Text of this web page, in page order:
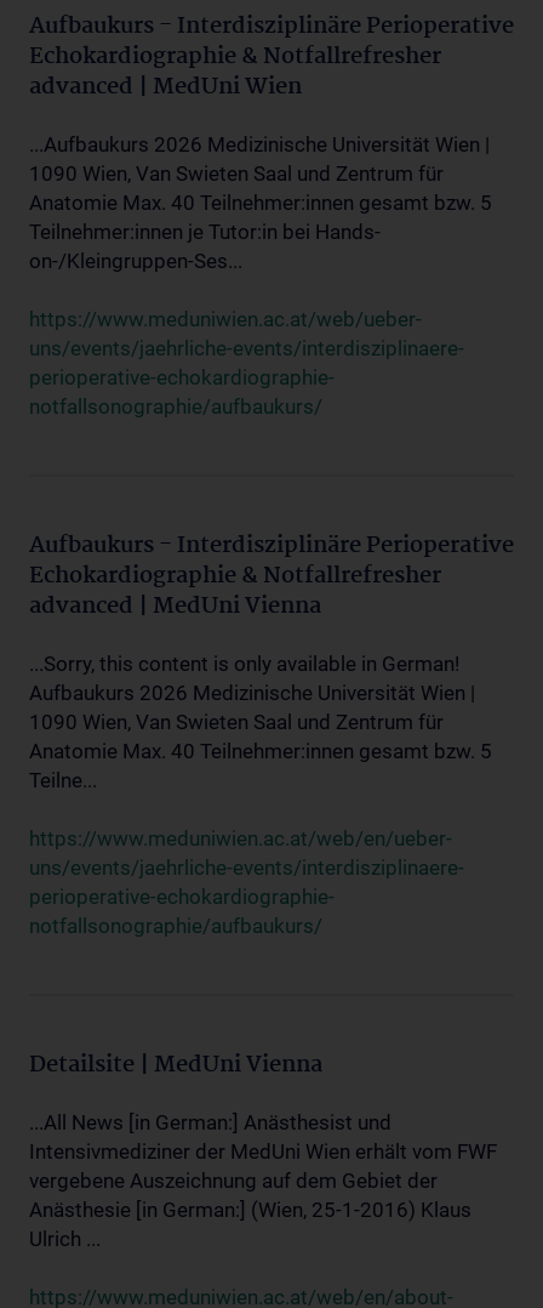
Aufbaukurs - Interdisziplinäre Perioperative
Echokardiographie & Notfallrefresher
advanced | MedUni Wien
...Aufbaukurs 2026 Medizinische Universität Wien |
1090 Wien, Van Swieten Saal und Zentrum für
Anatomie Max. 40 Teilnehmer:innen gesamt bzw. 5
Teilnehmer:innen je Tutor:in bei Hands-
on-/Kleingruppen-Ses...
https://www.meduniwien.ac.at/web/ueber-
uns/events/jaehrliche-events/interdisziplinaere-
perioperative-echokardiographie-
notfallsonographie/aufbaukurs/
Aufbaukurs - Interdisziplinäre Perioperative
Echokardiographie & Notfallrefresher
advanced | MedUni Vienna
...Sorry, this content is only available in German!
Aufbaukurs 2026 Medizinische Universität Wien |
1090 Wien, Van Swieten Saal und Zentrum für
Anatomie Max. 40 Teilnehmer:innen gesamt bzw. 5
Teilne...
https://www.meduniwien.ac.at/web/en/ueber-
uns/events/jaehrliche-events/interdisziplinaere-
perioperative-echokardiographie-
notfallsonographie/aufbaukurs/
Detailsite | MedUni Vienna
...All News [in German:] Anästhesist und
Intensivmediziner der MedUni Wien erhält vom FWF
vergebene Auszeichnung auf dem Gebiet der
Anästhesie [in German:] (Wien, 25-1-2016) Klaus
Ulrich ...
https://www.meduniwien.ac.at/web/en/about-